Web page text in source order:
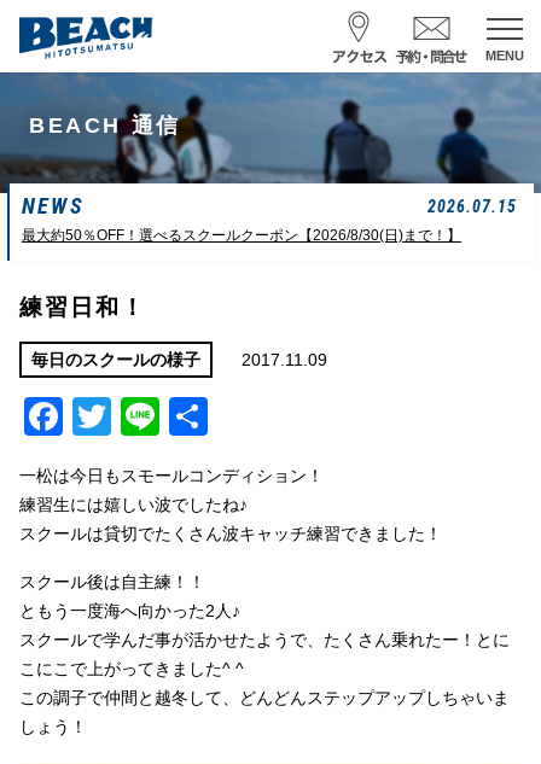
MENU
スクール予約・お問合せ
レンタル予約
サーフ ナミイーヨ
0475-32-7314
一松海岸波情報
サイズ
カターアタマ
状態
ややハード
BEACH 通信
NEWS 2026.07.15
最大約50％OFF！選べるスクールクーポン【2026/8/30(日)まで！】
練習日和！
毎日のスクールの様子 2017.11.09
Facebook
Twitter
Line
一松は今日もスモールコンディション！
練習生には嬉しい波でしたね♪
スクールは貸切でたくさん波キャッチ練習できました！
スクール後は自主練！！
ともう一度海へ向かった2人♪
スクールで学んだ事が活かせたようで、たくさん乗れたー！とに
こにこで上がってきました^ ^
この調子で仲間と越冬して、どんどんステップアップしちゃいま
しょう！